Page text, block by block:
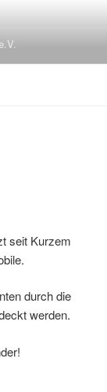
seit Kurzem
durch die
werden.